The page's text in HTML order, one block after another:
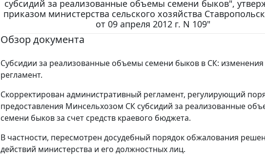
субсидий за реализованные объемы семени быков",
приказом министерства сельского хозяйства
от 09 апреля 2012 г. N 109"
Обзор документа
Субсидии за реализованные объемы семени быков в СК: изменения
регламент.
Скорректирован административный регламент, регулирующий
предоставления Минсельхозом СК субсидий за реализованные
семени быков за счет средств краевого бюджета.
В частности, пересмотрен досудебный порядок обжалования
действий министерства и его должностных лиц.